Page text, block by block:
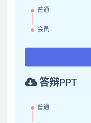
普通
会员
答辩PPT
普通